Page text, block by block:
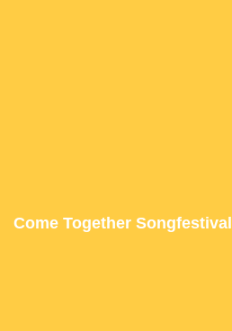
Come Together Songfestival